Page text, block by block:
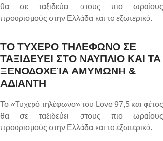
θα σε ταξιδεύει στους πιο ωραίους
προορισμούς στην Ελλάδα και το εξωτερικό.
ΤΟ ΤΥΧΕΡΟ ΤΗΛΕΦΩΝΟ ΣΕ
ΤΑΞΙΔΕΥΕΙ ΣΤΟ ΝΑΥΠΛΙΟ ΚΑΙ ΤΑ
ΞΕΝΟΔΟΧΕΊΑ ΑΜΥΜΩΝΗ &
ΑΔΙΑΝΤΗ
Το «Τυχερό τηλέφωνο» του Love 97,5 και φέτος
θα σε ταξιδεύει στους πιο ωραίους
προορισμούς στην Ελλάδα και το εξωτερικό.